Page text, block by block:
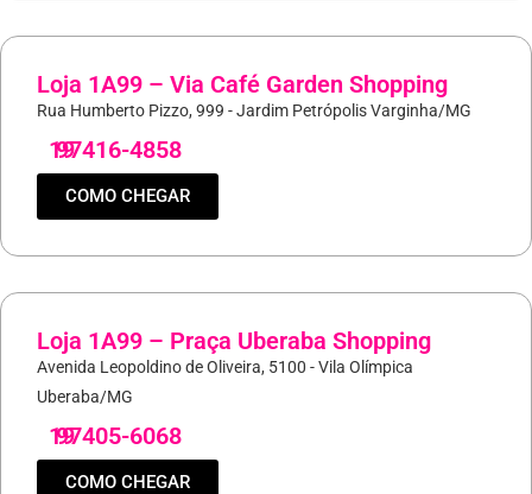
Loja 1A99 – Via Café Garden Shopping
Rua Humberto Pizzo, 999 - Jardim Petrópolis Varginha/MG
19
97416-4858
COMO CHEGAR
Loja 1A99 – Praça Uberaba Shopping
Avenida Leopoldino de Oliveira, 5100 - Vila Olímpica
Uberaba/MG
19
97405-6068
COMO CHEGAR